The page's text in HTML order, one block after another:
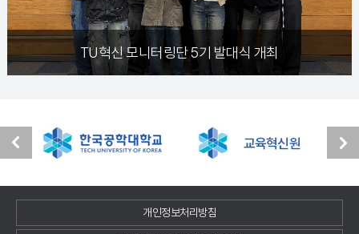
TU혁신 모니터링단 5기 발대식 개최 2025학
개인정보처리방침